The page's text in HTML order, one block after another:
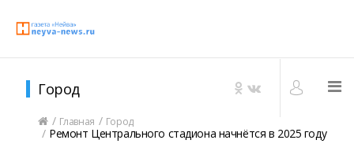
Город
Главная Город
Ремонт Центрального стадиона начнётся в 2025 году